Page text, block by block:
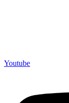
Youtube